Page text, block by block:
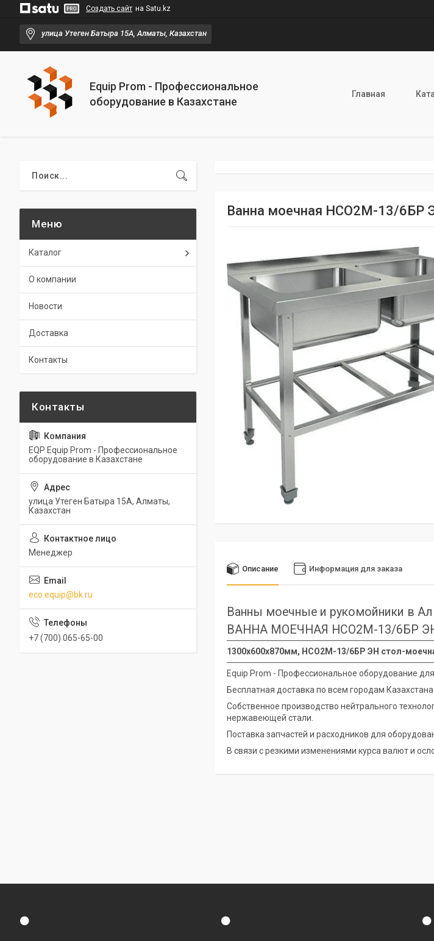
Создать сайт на Satu.kz
улица Утеген Батыра 15А, Алматы, Казахстан
Equip Prom - Профессиональное
оборудование в Казахстане
Главная
Ванна моечная НСО2М-13/6БР
Описание Информация для заказа
Ванны моечные и рукомойники в
ВАННА МОЕЧНАЯ НСО2М-13/6БР
1300х600х870мм, НСО2М-13/6БР ЭН стол-
Equip Prom - Профессиональное оборудование
Бесплатная доставка по всем городам Казахстана.
Собственное производство нейтрального
нержавеющей стали.
Поставка запчастей и расходников для
В связи с резкими изменениями курса валют и
Каталог
О компании
Новости
Доставка
Контакты
EQP Equip Prom - Профессиональное
оборудование в Казахстане
улица Утеген Батыра 15А, Алматы,
Казахстан
Менеджер
eco.equip@bk.ru
+7 (700) 065-65-00
⚫ ⚫ ⚫